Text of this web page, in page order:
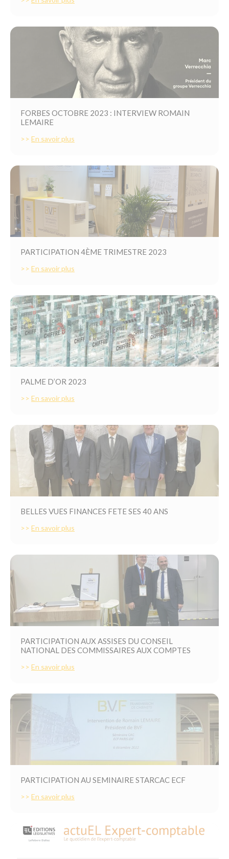
FORBES OCTOBRE 2023 : INTERVIEW ROMAIN
LEMAIRE
>> En savoir plus
PARTICIPATION 4ÈME TRIMESTRE 2023
>> En savoir plus
PALME D’OR 2023
>> En savoir plus
BELLES VUES FINANCES FETE SES 40 ANS
>> En savoir plus
PARTICIPATION AUX ASSISES DU CONSEIL
NATIONAL DES COMMISSAIRES AUX COMPTES
>> En savoir plus
PARTICIPATION AU SEMINAIRE STARCAC ECF
>> En savoir plus